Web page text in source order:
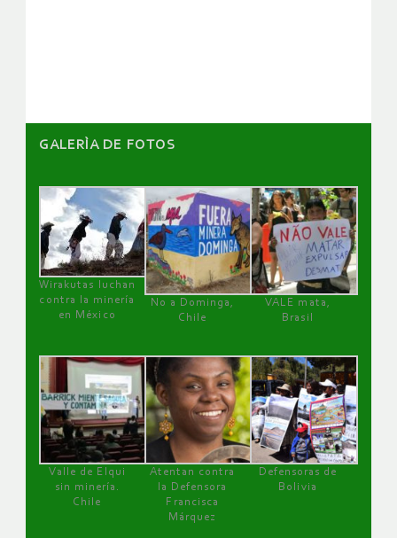
GALERÌA DE FOTOS
Wirakutas luchan
contra la minería
en México
No a Dominga,
Chile
VALE mata,
Brasil
Valle de Elqui
sin minería.
Chile
Atentan contra
la Defensora
Francisca
Márquez
Defensoras de
Bolivia